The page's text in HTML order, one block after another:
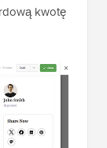
kwotę